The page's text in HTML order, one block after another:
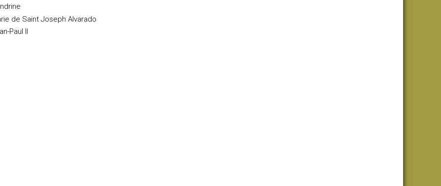
de Saint Joseph Alvarado
Paul II